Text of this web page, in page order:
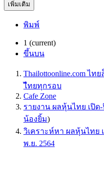
เพิ่มเติม
พิมพ์
1 (current)
ขึ้นบน
Thailottoonline.com ไ
ไืทยทุกรอบ
Cafe Zone
รายงาน ผลหุ้นไทย เปิด
น้องยิ้ม)
วิเคราะห์หา ผลหุ้นไทย
พ.ย. 2564